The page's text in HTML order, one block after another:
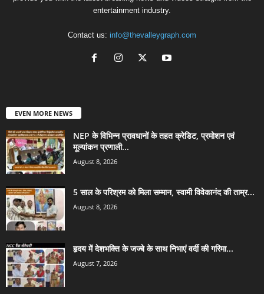
entertainment industry.
Contact us: info@thevalleygraph.com
EVEN MORE NEWS
NEP के विभिन्न प्रावधानों के तहत क्रेडिट, प्रमोशन एवं
मूल्यांकन प्रणाली...
August 8, 2026
5 साल के परिश्रम को मिला सम्मान, स्वामी विवेकानंद की ताम्र...
August 8, 2026
हृदय में देशभक्ति के जज्बे के साथ निभाएं वर्दी की गरिमा...
August 7, 2026